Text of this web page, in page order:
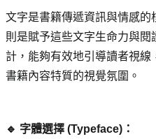
文字是書籍傳遞資訊與情感
則是賦予這些文字生命力與
計，能夠有效地引導讀者視
書籍內容特質的視覺氛圍。
🔹 字體選擇 (Typeface)：